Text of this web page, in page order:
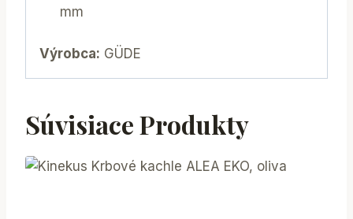
mm
Výrobca: GÜDE
Súvisiace Produkty